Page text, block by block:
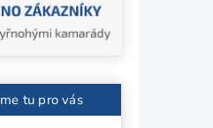
tu pro vás